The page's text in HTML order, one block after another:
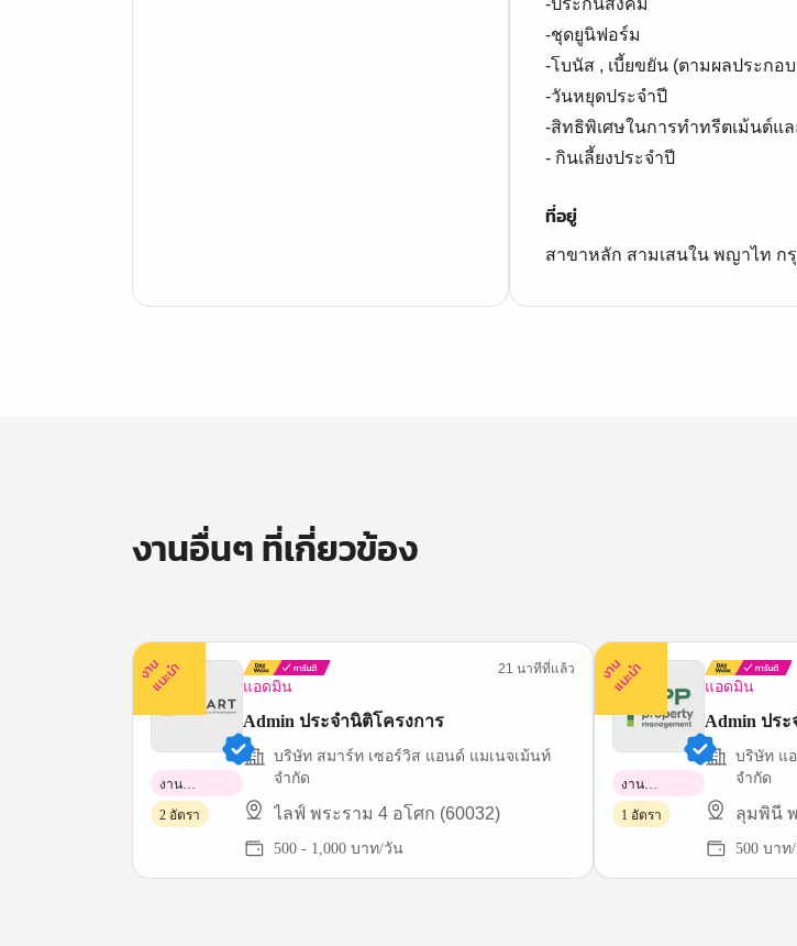
-ประกันสังคม
-ชุดยูนิฟอร์ม
-โบนัส , เบี้ยขยัน (ตามผลประกอ
-วันหยุดประจำปี
-สิทธิพิเศษในการทำทรีตเม้นต์แ
- กินเลี้ยงประจำปี
ที่อยู่
สาขาหลัก สามเสนใน พญาไท ก
งานอื่นๆ ที่เกี่ยวข้อง
ง
า
น
แ
น
ะ
นำ แอดมิน
21 นาทีที่แล้ว
Admin ประจำนิติโครงการ
บริษัท สมาร์ท เซอร์วิส แอนด์ แมเนจเม้นท์
จำกัด
ไลฟ์ พระราม 4 อโศก (60032)
500 - 1,000 บาท/วัน
งาน
พาร์ทไทม์
2 อัตรา
ง
า
น
แ
น
ะ
นำ แอดมิน
Admin ปร
บริษัท แ
จำกัด
ลุมพินี
500 บาท
งาน
พาร์ทไทม์
1 อัตรา